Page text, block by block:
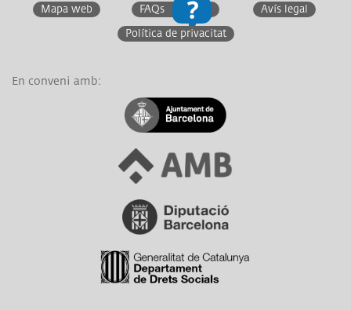
Mapa web FAQs Avís legal
Política de privacitat
En conveni amb:
Link a Ajuntament de Barcelona
Link a Àrea Metropolitana de Barcelona
Link a Diputació de Barcelona
Link a Generalitat de Catalunya